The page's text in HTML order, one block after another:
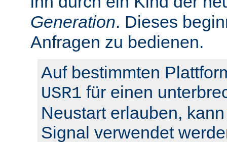
Generation. Dieses
Anfragen zu bedienen.
Auf bestimmten
USR1 für einen
Neustart erlauben,
Signal verwendet